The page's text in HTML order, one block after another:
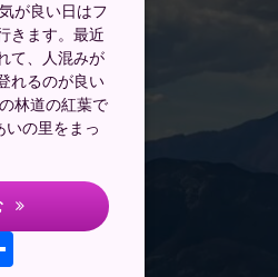
が良い日はフ
きます。最近
て、人混みが
れるのが良い
林道の紅葉で
いの里をまっ
恩方林道
共